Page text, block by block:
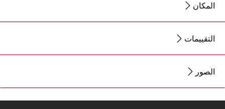
المكان
التقييمات
الصور